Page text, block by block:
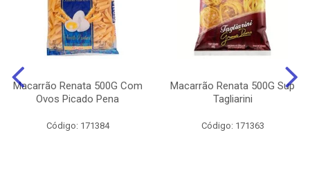
Macarrão Renata 500G Com
Ovos Picado Pena
Código: 171384
Macarrão Renata 500G Sup
Tagliarini
Código: 171363